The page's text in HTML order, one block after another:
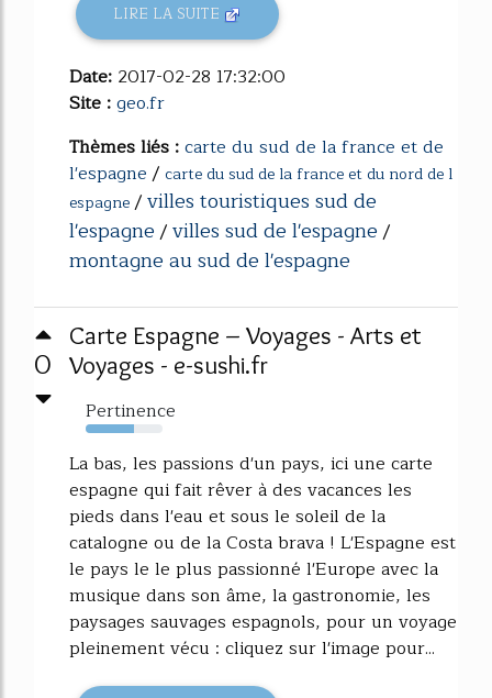
LIRE LA SUITE
Date: 2017-02-28 17:32:00
Site :geo.fr
Thèmes liés :carte du sud de la france et de
l'espagne/ carte du sud de la france et du nord de l
espagne/villes touristiques sud de
l'espagne/villes sud de l'espagne/
montagne au sud de l'espagne
0
Carte Espagne – Voyages - Arts et
Voyages - e-sushi.fr
Pertinence
63%
La bas, les passions d'un pays, ici une carte
espagne qui fait rêver à des vacances les
pieds dans l'eau et sous le soleil de la
catalogne ou de la Costa brava ! L'Espagne est
le pays le le plus passionné l'Europe avec la
musique dans son âme, la gastronomie, les
paysages sauvages espagnols, pour un voyage
pleinement vécu : cliquez sur l'image pour...